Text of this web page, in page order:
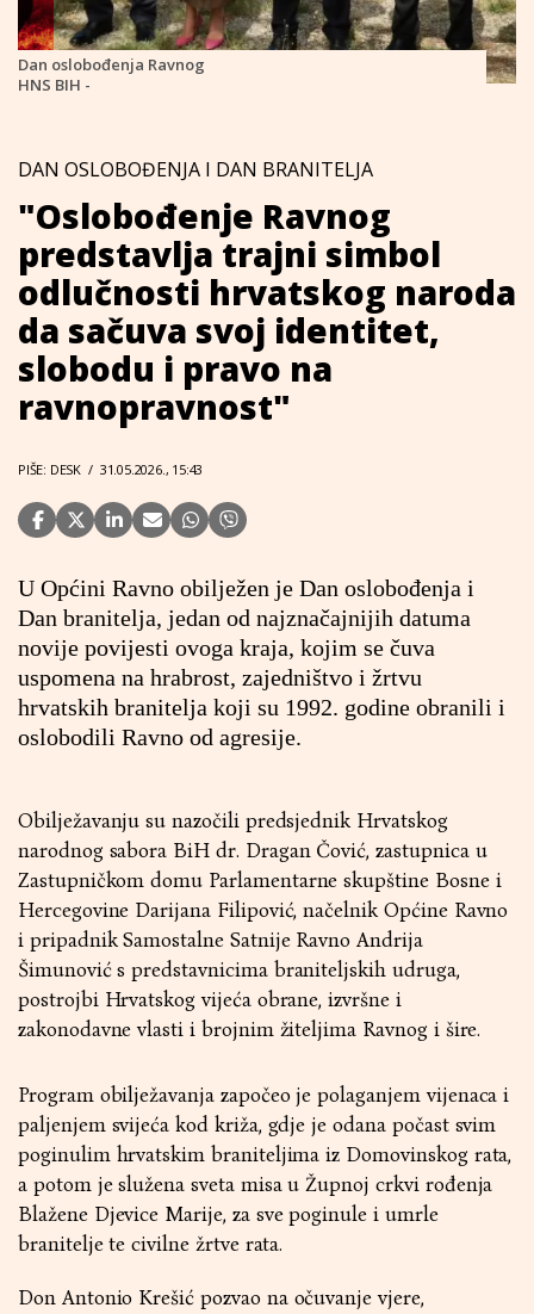
Dan oslobođenja Ravnog
HNS BIH -
DAN OSLOBOĐENJA I DAN BRANITELJA
"Oslobođenje Ravnog
predstavlja trajni simbol
odlučnosti hrvatskog naroda
da sačuva svoj identitet,
slobodu i pravo na
ravnopravnost"
PIŠE: DESK / 31.05.2026., 15:43
U Općini Ravno obilježen je Dan oslobođenja i
Dan branitelja, jedan od najznačajnijih datuma
novije povijesti ovoga kraja, kojim se čuva
uspomena na hrabrost, zajedništvo i žrtvu
hrvatskih branitelja koji su 1992. godine obranili i
oslobodili Ravno od agresije.
Obilježavanju su nazočili predsjednik Hrvatskog
narodnog sabora BiH dr. Dragan Čović, zastupnica u
Zastupničkom domu Parlamentarne skupštine Bosne i
Hercegovine Darijana Filipović, načelnik Općine Ravno
i pripadnik Samostalne Satnije Ravno Andrija
Šimunović s predstavnicima braniteljskih udruga,
postrojbi Hrvatskog vijeća obrane, izvršne i
zakonodavne vlasti i brojnim žiteljima Ravnog i šire.
Program obilježavanja započeo je polaganjem vijenaca i
paljenjem svijeća kod križa, gdje je odana počast svim
poginulim hrvatskim braniteljima iz Domovinskog rata,
a potom je služena sveta misa u Župnoj crkvi rođenja
Blažene Djevice Marije, za sve poginule i umrle
branitelje te civilne žrtve rata.
Don Antonio Krešić pozvao na očuvanje vjere,